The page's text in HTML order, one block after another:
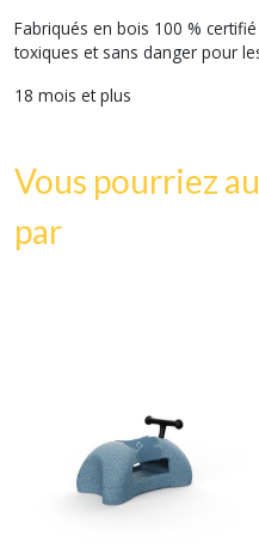
Fabriqués en bois 100 %
toxiques et sans danger pour
18 mois et plus
Vous pourriez
par